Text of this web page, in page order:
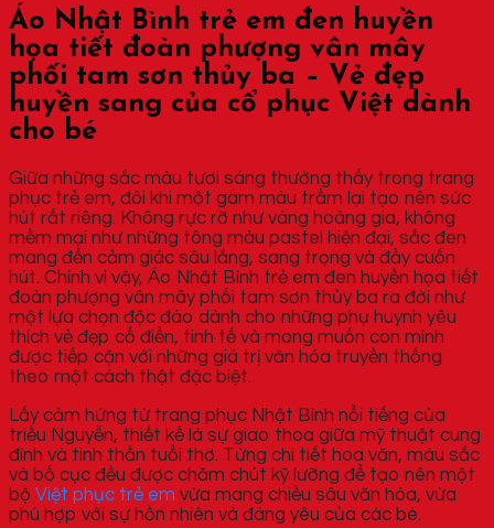
Áo Nhật Bình trẻ em đen huyền
họa tiết đoàn phượng vân mây
phối tam sơn thủy ba – Vẻ đẹp
huyền sang của cổ phục Việt dành
cho bé
Giữa những sắc màu tươi sáng thường thấy trong trang
phục trẻ em, đôi khi một gam màu trầm lại tạo nên sức
hút rất riêng. Không rực rỡ như vàng hoàng gia, không
mềm mại như những tông màu pastel hiện đại, sắc đen
mang đến cảm giác sâu lắng, sang trọng và đầy cuốn
hút. Chính vì vậy, Áo Nhật Bình trẻ em đen huyền họa tiết
đoàn phượng vân mây phối tam sơn thủy ba ra đời như
một lựa chọn độc đáo dành cho những phụ huynh yêu
thích vẻ đẹp cổ điển, tinh tế và mong muốn con mình
được tiếp cận với những giá trị văn hóa truyền thống
theo một cách thật đặc biệt.
Lấy cảm hứng từ trang phục Nhật Bình nổi tiếng của
triều Nguyễn, thiết kế là sự giao thoa giữa mỹ thuật cung
đình và tinh thần tuổi thơ. Từng chi tiết hoa văn, màu sắc
và bố cục đều được chăm chút kỹ lưỡng để tạo nên một
bộ Việt phục trẻ em vừa mang chiều sâu văn hóa, vừa
phù hợp với sự hồn nhiên và đáng yêu của các bé.